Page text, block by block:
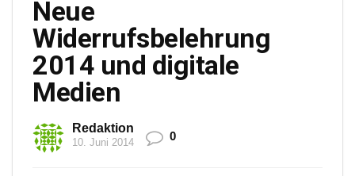
Neue
Widerrufsbelehrung
2014 und digitale
Medien
Redaktion
10. Juni 2014 0